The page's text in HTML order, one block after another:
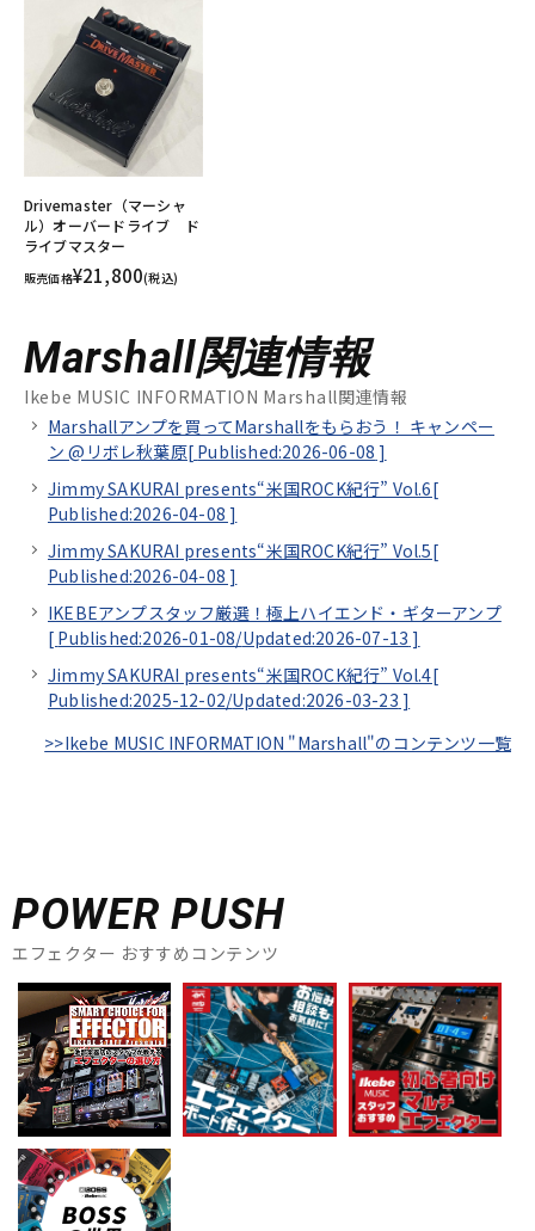
Drivemaster（マーシャ
ル）オーバードライブ ド
ライブマスター
販売価格¥21,800(税込)
Marshall関連情報
Ikebe MUSIC INFORMATION Marshall関連情報
Marshallアンプを買ってMarshallをもらおう！ キャンペー
ン @リボレ秋葉原[ Published:2026-06-08 ]
Jimmy SAKURAI presents“米国ROCK紀行” Vol.6[
Published:2026-04-08 ]
Jimmy SAKURAI presents“米国ROCK紀行” Vol.5[
Published:2026-04-08 ]
IKEBEアンプスタッフ厳選！極上ハイエンド・ギターアンプ
[ Published:2026-01-08/Updated:2026-07-13 ]
Jimmy SAKURAI presents“米国ROCK紀行” Vol.4[
Published:2025-12-02/Updated:2026-03-23 ]
>>Ikebe MUSIC INFORMATION "Marshall"のコンテンツ一覧
POWER PUSH
エフェクター おすすめコンテンツ